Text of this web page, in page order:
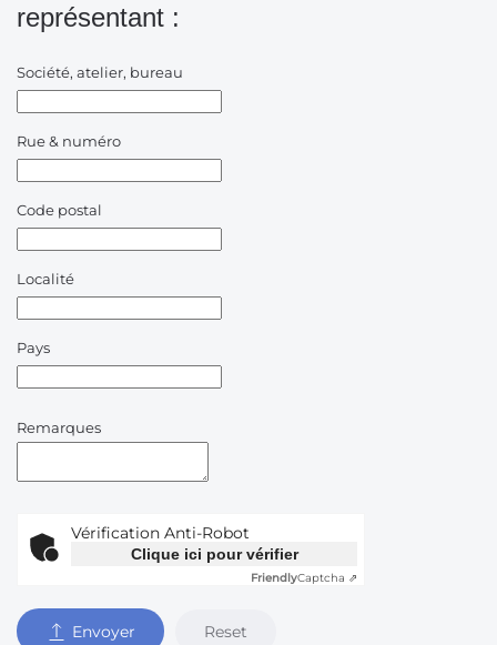
représentant :
Société, atelier, bureau
Rue & numéro
Code postal
Localité
Pays
Remarques
Vérification Anti-Robot
Clique ici pour vérifier
FriendlyCaptcha ⇗
Envoyer Reset